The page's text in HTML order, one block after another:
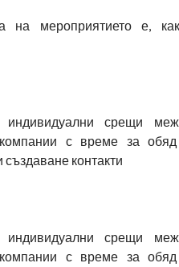
на мероприятието е,
срещи
с време за
създаване контакти
срещи
с време за